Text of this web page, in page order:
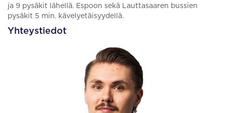
ja 9 pysäkit lähellä. Espoon sekä Lauttasaaren bussien
pysäkit 5 min. kävelyetäisyydellä.
Yhteystiedot